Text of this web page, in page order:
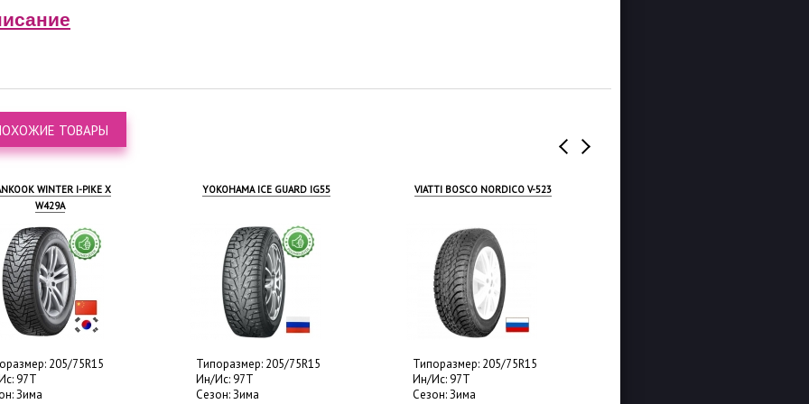
ТОВАРЫ
WINTER I-PIKE X
W429A
205/75R15
97T
Зима
YOKOHAMA ICE GUARD IG55
Типоразмер: 205/75R15
Ин/Ис: 97T
Сезон: Зима
VIATTI BOSCO NORDICO V-523
Типоразмер: 205/75R15
Ин/Ис: 97T
Сезон: Зима